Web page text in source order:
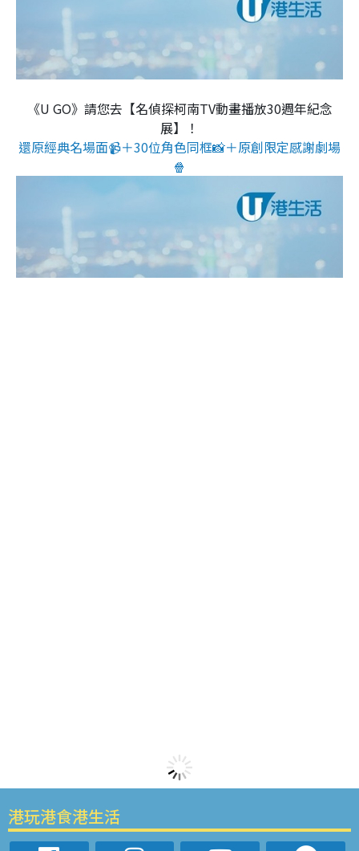
《U GO》請您去【名偵探柯南TV動畫播放30週年紀念
展】！
還原經典名場面📹＋30位角色同框📸＋原創限定感謝劇場
🍿
港玩港食港生活